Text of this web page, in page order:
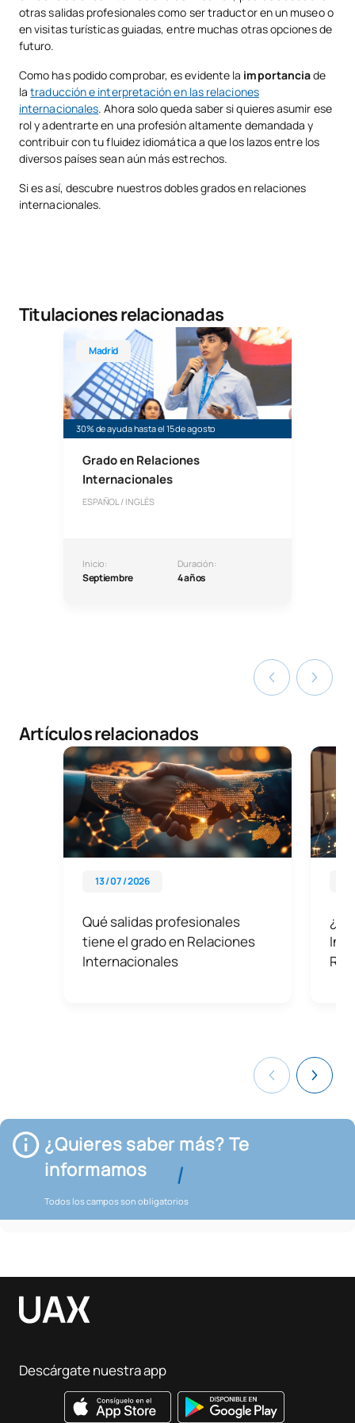
otras salidas profesionales como ser traductor en un museo o
en visitas turísticas guiadas, entre muchas otras opciones de
futuro.
Como has podido comprobar, es evidente la importanciade
latraducción e interpretación en las relaciones
internacionales. Ahora solo queda saber si quieres asumir ese
rol y adentrarte en una profesión altamente demandada y
contribuir con tu fluidez idiomática a que los lazos entre los
diversos países sean aún más estrechos.
Si es así, descubre nuestros dobles grados en relaciones
internacionales.
Titulaciones relacionadas
Madrid
30% de ayuda hasta el 15 de agosto
Grado en Relaciones
Internacionales
ESPAÑOL / INGLÉS
Inicio:
Septiembre
Duración:
4 años
Grado en Relaciones Internacionales
Artículos relacionados
13 / 07 / 2026
Qué salidas profesionales
tiene el grado en Relaciones
Internacionales
¿Quieres saber más? Te
informamos
Todos los campos son obligatorios
Descárgate nuestra app